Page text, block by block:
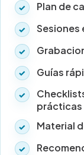
Plan de
Sesiones
Guías
prácticas
Material